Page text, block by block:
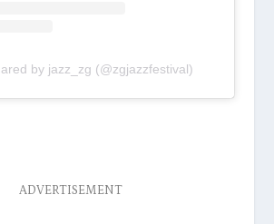
by jazz_zg (@zgjazzfestival)
ADVERTISEMENT